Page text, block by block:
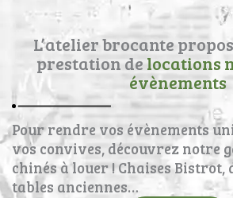
L’atelier brocante
prestation de locations
évènements
Pour rendre vos évènements
vos convives, découvrez notre
chinés à louer ! Chaises Bistrot,
tables anciennes…